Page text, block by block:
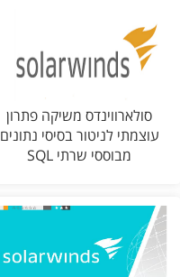
סולארווינדס משיקה פתרון
עוצמתי לניטור בסיסי נתונים
מבוססי שרתי SQL